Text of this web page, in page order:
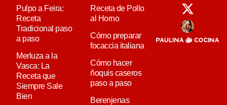
Pulpo a Feira:
Receta
Tradicional paso
a paso
Merluza a la
Vasca: La
Receta que
Siempre Sale
Bien
Receta de Pollo
al Horno
Cómo preparar
focaccia italiana
Cómo hacer
ñoquis caseros
paso a paso
Berenjenas